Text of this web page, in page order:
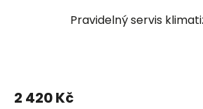
Pravidelný servis
2 420 Kč